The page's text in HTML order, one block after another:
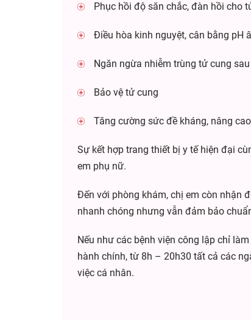
Phục hồi độ săn chắc, đàn hồi cho
Điều hòa kinh nguyệt, cân bằng pH
Ngăn ngừa nhiễm trùng tử cung
Bảo vệ tử cung
Tăng cường sức đề kháng, nâng
Sự kết hợp trang thiết bị y tế hiện đại
em phụ nữ.
Đến với phòng khám, chị em còn nhận
nhanh chóng nhưng vẫn đảm bảo
Nếu như các bệnh viện công lập chỉ
hành chính, từ 8h – 20h30 tất cả các
việc cá nhân.